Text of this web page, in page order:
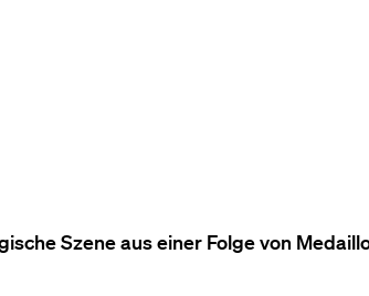
Szene aus einer Folge von